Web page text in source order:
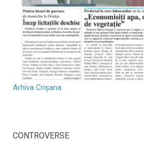
Arhiva Crișana
CONTROVERSE